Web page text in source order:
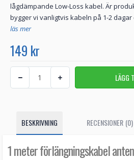
lågdämpande Low-Loss kabel. Är
bygger vi vanligtvis kabeln på 1-2
läs mer
149 kr
BESKRIVNING RECENSIONER (0)
1 meter förlängningskabel